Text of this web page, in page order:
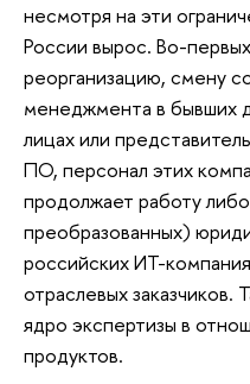
несмотря на эти
России вырос. Во-
реорганизацию, смену
менеджмента в бывших
лицах или
ПО, персонал этих
продолжает работу
преобразованных)
российских ИТ-
отраслевых заказчиков.
ядро экспертизы в
продуктов.